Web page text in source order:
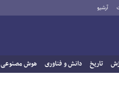
آرشیو
تاریخ دانش و فناوری هوش مصنوعی